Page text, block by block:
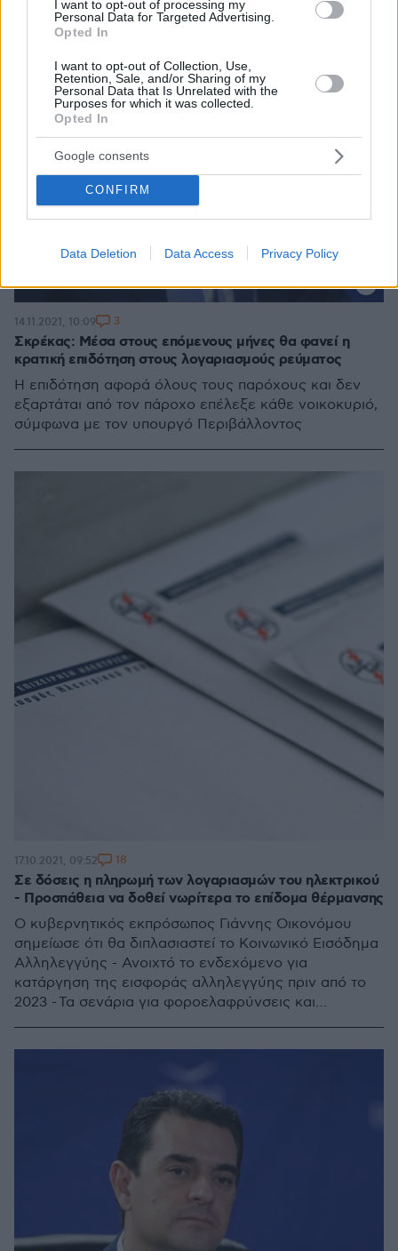
I want to opt-out of processing my
Personal Data for Targeted Advertising.
Opted In
I want to opt-out of Collection, Use,
Retention, Sale, and/or Sharing of my
Personal Data that Is Unrelated with the
Purposes for which it was collected.
Opted In
Google consents
CONFIRM
Data Deletion Data Access Privacy Policy
Σκρέκας: Μέσα στους επόμενους μήνες θα φανεί η
κρατική επιδότηση στους λογαριασμούς ρεύματος
Η επιδότηση αφορά όλους τους παρόχους και δεν
εξαρτάται από τον πάροχο επέλεξε κάθε νοικοκυριό,
σύμφωνα με τον υπουργό Περιβάλλοντος
14.11.2021, 10:09 3
Σε δόσεις η πληρωμή των λογαριασμών του ηλεκτρικού
- Προσπάθεια να δοθεί νωρίτερα το επίδομα θέρμανσης
Ο κυβερνητικός εκπρόσωπος Γιάννης Οικονόμου
σημείωσε ότι θα διπλασιαστεί το Κοινωνικό Εισόδημα
Αλληλεγγύης - Ανοιχτό το ενδεχόμενο για
κατάργηση της εισφοράς αλληλεγγύης πριν από το
2023 - Τα σενάρια για φοροελαφρύνσεις και
17.10.2021, 09:52 18